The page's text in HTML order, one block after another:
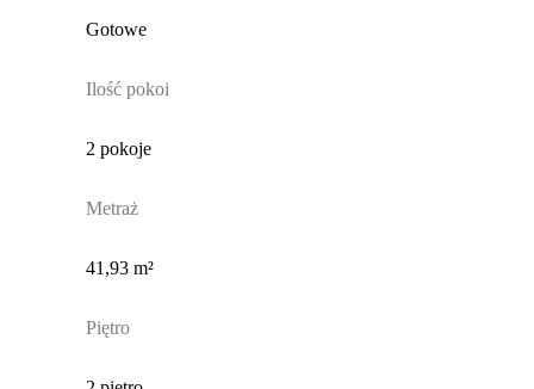
Gotowe
Ilość pokoi
2 pokoje
Metraż
41,93 m²
Piętro